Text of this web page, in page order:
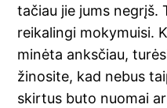
tačiau jie jums negrįš.
reikalingi mokymuisi.
minėta anksčiau,
žinosite, kad nebus
skirtus buto nuomai